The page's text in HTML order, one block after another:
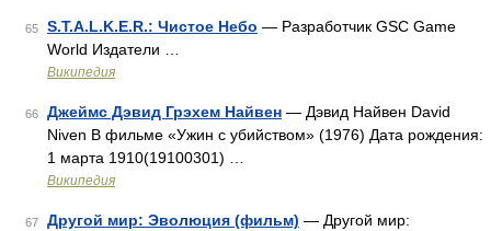
65 S.T.A.L.K.E.R.: Чистое Небо — Разработчик GSC Game
World Издатели …
Википедия
66 Джеймс Дэвид Грэхем Найвен — Дэвид Найвен David
Niven В фильме «Ужин с убийством» (1976) Дата рождения:
1 марта 1910(19100301) …
Википедия
67 Другой мир: Эволюция (фильм) — Другой мир: